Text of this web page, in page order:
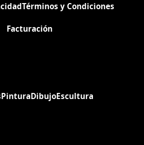
Términos y Condiciones
Facturación
PinturaDibujoEscultura